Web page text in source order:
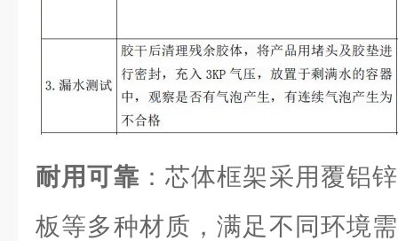
耐用可靠 ：芯体框架采用覆铝
板等多种材质，满足不同环境